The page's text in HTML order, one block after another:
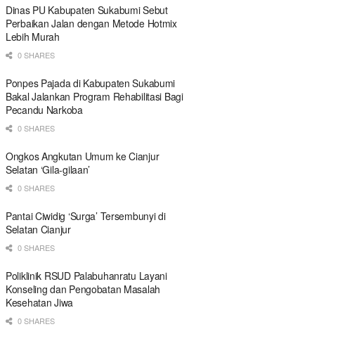
Dinas PU Kabupaten Sukabumi Sebut
Perbaikan Jalan dengan Metode Hotmix
Lebih Murah
0 SHARES
Ponpes Pajada di Kabupaten Sukabumi
Bakal Jalankan Program Rehabilitasi Bagi
Pecandu Narkoba
0 SHARES
Ongkos Angkutan Umum ke Cianjur
Selatan ‘Gila-gilaan’
0 SHARES
Pantai Ciwidig ‘Surga’ Tersembunyi di
Selatan Cianjur
0 SHARES
Poliklinik RSUD Palabuhanratu Layani
Konseling dan Pengobatan Masalah
Kesehatan Jiwa
0 SHARES